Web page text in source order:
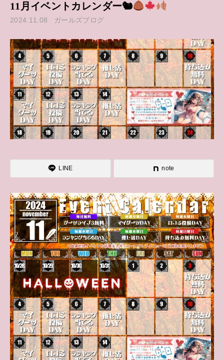
11月イベントカレンダー🐿
2024.11.08 ガールズブログ
LINE note